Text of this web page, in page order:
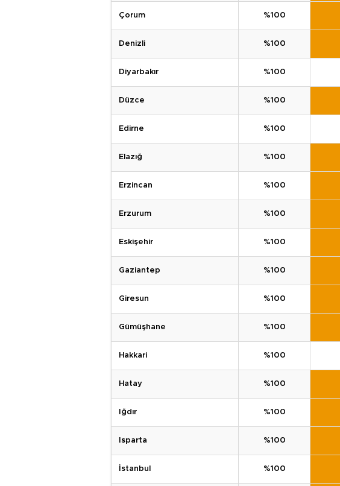
Çorum %100
Denizli %100
Diyarbakır %100
Düzce %100
Edirne %100
Elazığ %100
Erzincan %100
Erzurum %100
Eskişehir %100
Gaziantep %100
Giresun %100
Gümüşhane %100
Hakkari %100
Hatay %100
Iğdır %100
Isparta %100
İstanbul %100